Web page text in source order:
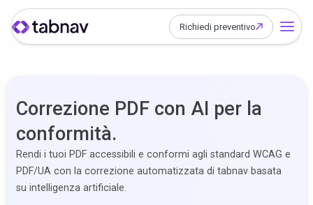
Richiedi preventivo
Correzione PDF con AI per la
conformità.
Rendi i tuoi PDF accessibili e conformi agli standard WCAG e
PDF/UA con la correzione automatizzata di tabnav basata
su intelligenza artificiale.